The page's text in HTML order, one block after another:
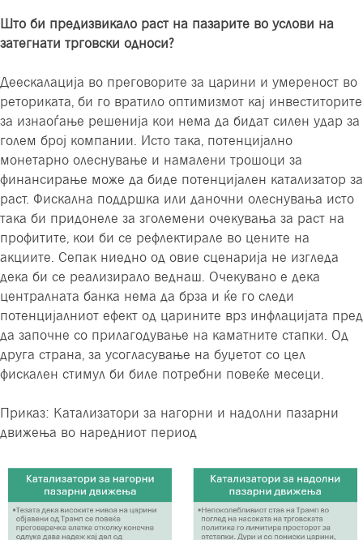
Што би предизвикало раст на пазарите во услови на
затегнати трговски односи?
Деескалација во преговорите за царини и умереност во
реториката, би го вратило оптимизмот кај инвеститорите
за изнаоѓање решенија кои нема да бидат силен удар за
голем број компании. Исто така, потенцијално
монетарно олеснување и намалени трошоци за
финансирање може да биде потенцијален катализатор за
раст. Фискална поддршка или даночни олеснувања исто
така би придонеле за зголемени очекувања за раст на
профитите, кои би се рефлектирале во цените на
акциите. Сепак ниедно од овие сценарија не изгледа
дека би се реализирало веднаш. Очекувано е дека
централната банка нема да брза и ќе го следи
потенцијалниот ефект од царините врз инфлацијата пред
да започне со прилагодување на каматните стапки. Од
друга страна, за усогласување на буџетот со цел
фискален стимул би биле потребни повеќе месеци.
Приказ: Катализатори за нагорни и надолни пазарни
движења во наредниот период